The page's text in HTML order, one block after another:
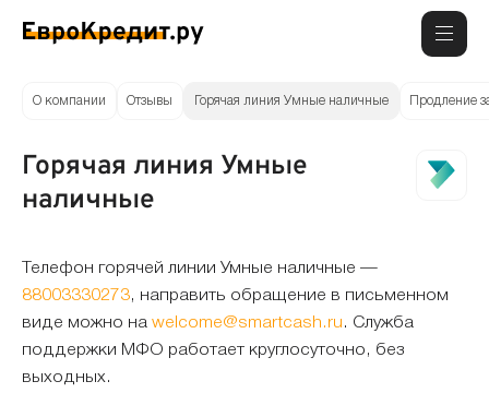
О компании Отзывы Горячая линия Умные наличные Продление
Горячая линия Умные
наличные
Телефон горячей линии Умные наличные —
88003330273, направить обращение в письменном
виде можно на welcome@smartcash.ru . Служба
поддержки МФО работает круглосуточно, без
выходных.